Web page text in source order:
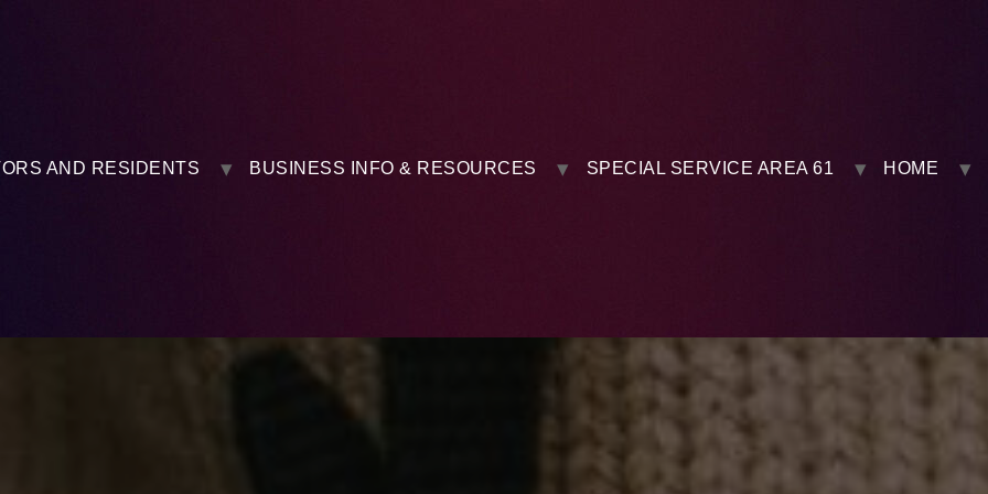
AND RESIDENTS BUSINESS INFO & RESOURCES SPECIAL SERVICE AREA 61 HOME